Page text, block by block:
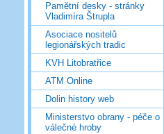
Pamětní desky - stránky
Vladimíra Štrupla
Asociace nositelů
legionářských tradic
KVH Litobratřice
ATM Online
Dolin history web
Ministerstvo obrany - péče o
válečné hroby